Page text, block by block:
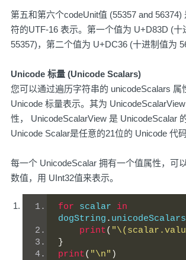
第五和第六个codeUnit值 (55357 and 56374)
符的UTF-16 表示。第一个值为 U+D83D (十
55357)，第二个值为 U+DC36 (十进制值为
Unicode 标量 (Unicode Scalars)
您可以通过遍历字符串的 unicodeScalars 属
Unicode 标量表示。其为
性， UnicodeScalarView 是 UnicodeScalar
Unicode Scalar是任意的21位的 Unicode 代码
每一个 UnicodeScalar 拥有一个值属性，可
数值，用 UInt32值来表示。
for scalar in
dogString . unicodeScalars
print(
}
print( "\n" )